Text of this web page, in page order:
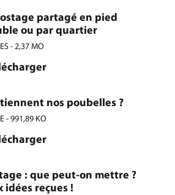
partagé en pied
ou par quartier
- 2,37 MO
nos poubelles ?
- 991,89 KO
: que peut-on mettre ?
idées reçues !